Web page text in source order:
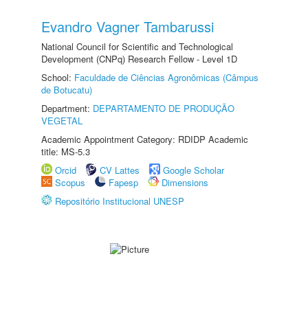
Evandro Vagner Tambarussi
National Council for Scientific and Technological
Development (CNPq) Research Fellow - Level 1D
School: Faculdade de Ciências Agronômicas (Câmpus
de Botucatu)
Department: DEPARTAMENTO DE PRODUÇÃO
VEGETAL
Academic Appointment Category: RDIDP Academic
title: MS-5.3
Orcid
CV Lattes
Google Scholar
Scopus
Fapesp
Dimensions
Repositório Institucional UNESP